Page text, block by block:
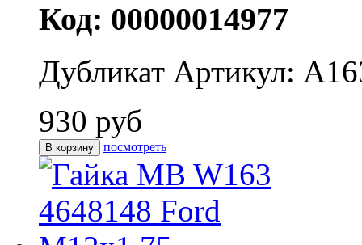
Код: 00000014977
Дубликат Артикул:
930 руб
посмотреть